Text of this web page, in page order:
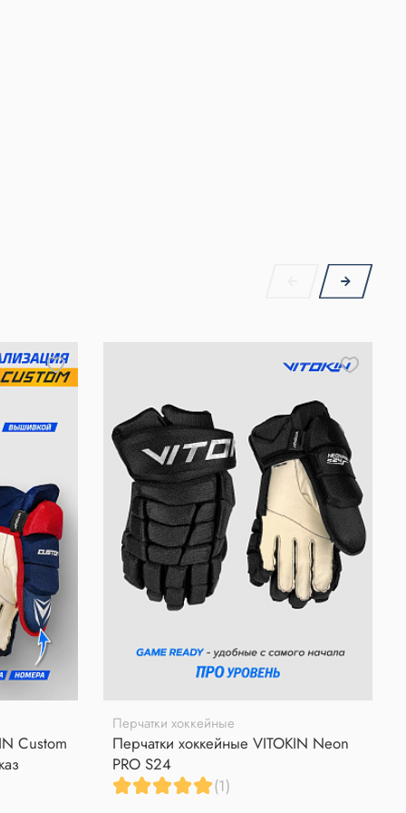
Custom
Перчатки хоккейные
Перчатки хоккейные VITOKIN Neon
PRO S24
(1)